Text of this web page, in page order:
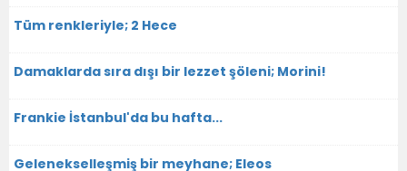
Tüm renkleriyle; 2 Hece
Damaklarda sıra dışı bir lezzet şöleni; Morini!
Frankie İstanbul'da bu hafta...
Gelenekselleşmiş bir meyhane; Eleos